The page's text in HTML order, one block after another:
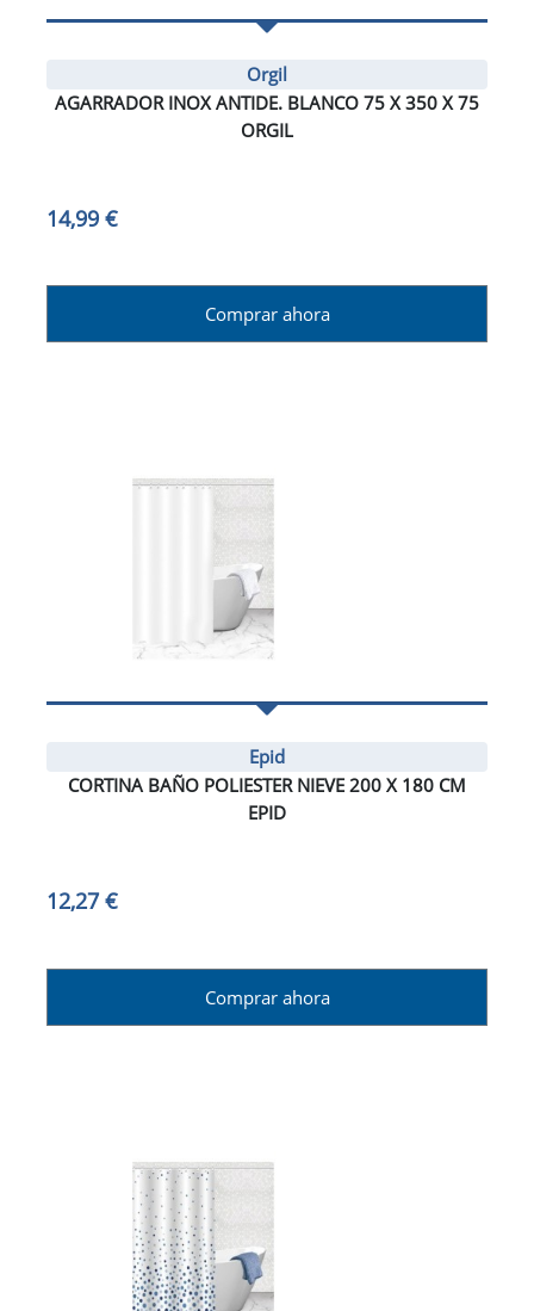
Orgil
AGARRADOR INOX ANTIDE. BLANCO 75 X 350 X 75
ORGIL
14,99 €
Comprar ahora
Epid
CORTINA BAÑO POLIESTER NIEVE 200 X 180 CM
EPID
12,27 €
Comprar ahora